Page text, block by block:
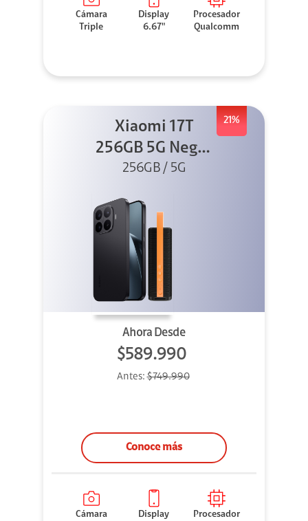
Cámara
Triple
Display
6.67"
Procesador
Qualcomm
21%
Xiaomi 17T
256GB 5G Negro
+ Sound
256GB / 5G
Ahora Desde
$589.990
Antes:$749.990
Conoce más
Cámara
Display
Procesador